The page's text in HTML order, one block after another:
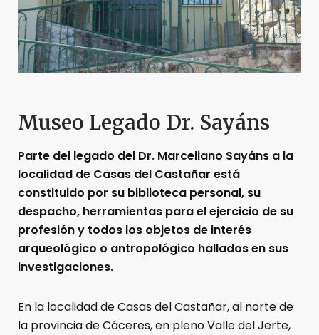
Museo Legado Dr. Sayáns
Parte del legado del Dr. Marceliano Sayáns a la
localidad de Casas del Castañar está
constituido por su biblioteca personal, su
despacho, herramientas para el ejercicio de su
profesión y todos los objetos de interés
arqueológico o antropológico hallados en sus
investigaciones.
En la localidad de Casas del Castañar, al norte de
la provincia de Cáceres, en pleno Valle del Jerte,